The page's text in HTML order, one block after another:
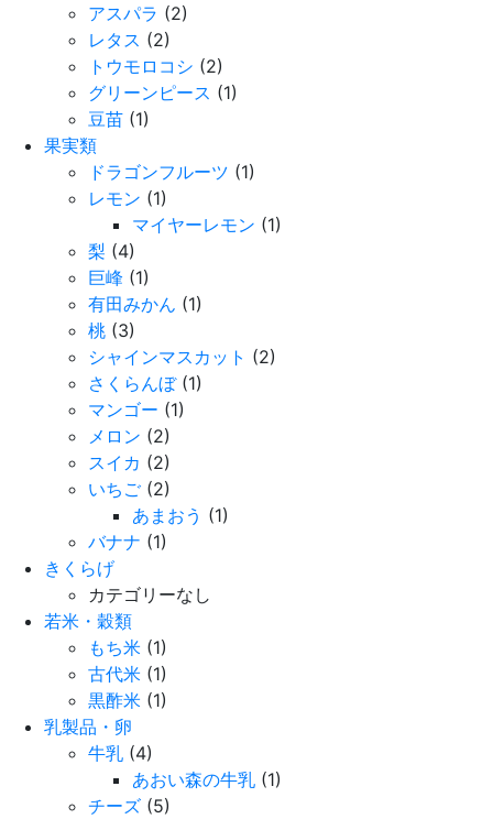
アスパラ (2)
レタス (2)
トウモロコシ (2)
グリーンピース (1)
豆苗 (1)
果実類
ドラゴンフルーツ (1)
レモン (1)
マイヤーレモン (1)
梨 (4)
巨峰 (1)
有田みかん (1)
桃 (3)
シャインマスカット (2)
さくらんぼ(1)
マンゴー (1)
メロン (2)
スイカ (2)
いちご (2)
あまおう (1)
バナナ (1)
きくらげ
カテゴリーなし
若米・穀類
もち米 (1)
古代米 (1)
黒酢米 (1)
乳製品・卵
牛乳 (4)
あおい森の牛乳 (1)
チーズ (5)